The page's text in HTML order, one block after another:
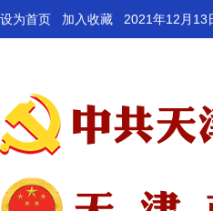
设为首页 加入收藏 2021年12月13